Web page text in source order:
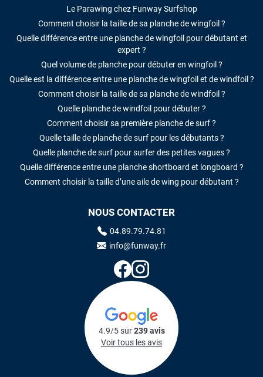
Le Parawing chez Funway Surfshop
Comment choisir la taille de sa planche de wingfoil ?
Quelle différence entre une planche de wingfoil pour débutant et
expert ?
Quel volume de planche pour débuter en wingfoil ?
Quelle est la différence entre une planche de wingfoil et de windfoil ?
Comment choisir la taille de sa planche de windfoil ?
Quelle planche de windfoil pour débuter ?
Comment choisir sa première planche de surf ?
Quelle taille de planche de surf pour les débutants ?
Quelle planche de surf pour surfer des petites vagues ?
Quelle différence entre une planche shortboard et longboard ?
Comment choisir la taille d’une aile de wing pour débutant ?
NOUS CONTACTER
04.89.79.74.81
info@funway.fr
4.9/5 sur239 avis
Voir tous les avis